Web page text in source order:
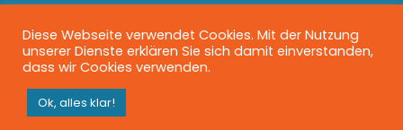
Diese Webseite verwendet Cookies. Mit der Nutzung
unserer Dienste erklären Sie sich damit einverstanden,
dass wir Cookies verwenden.
Ok, alles klar!